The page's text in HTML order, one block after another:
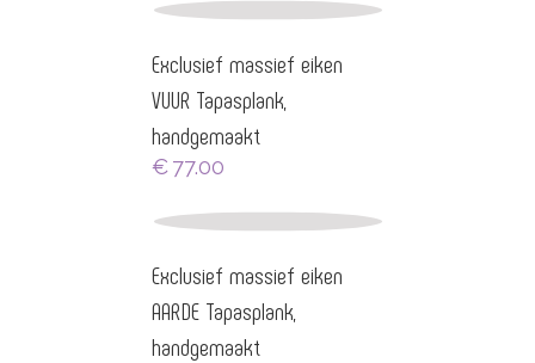
Exclusief massief eiken
VUUR Tapasplank,
handgemaakt
€ 77.00
Exclusief massief eiken
AARDE Tapasplank,
handgemaakt